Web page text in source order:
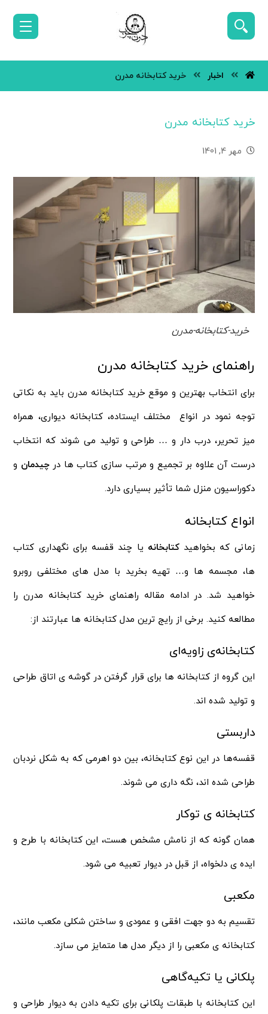
اخبار خرید کتابخانه مدرن
خرید کتابخانه مدرن
مهر 4, 1401
خرید-کتابخانه-مدرن
راهنمای خرید کتابخانه مدرن
برای انتخاب بهترین و موقع خرید کتابخانه مدرن باید به نکاتی
توجه نمود در انواع مختلف ایستاده، کتابخانه دیواری، همراه
میز تحریر، درب دار و … طراحی و تولید می شوند که انتخاب
درست آن علاوه بر تجمیع و مرتب سازی کتاب ها درچیدمان و
دکوراسیون منزل شما تأثیر بسیاری دارد.
انواع کتابخانه
زمانی که بخواهیدکتابخانه یا چند قفسه برای نگهداری کتاب
ها، مجسمه ها و… تهیه بخرید با مدل های مختلفی روبرو
خواهید شد. در ادامه مقاله راهنمای خرید کتابخانه مدرن را
مطالعه کنید. برخی از رایج ترین مدل کتابخانه ها عبارتند از:
کتابخانه‌ی زاویه‌ای
این گروه از کتابخانه‌ ها برای قرار گرفتن در گوشه‌ ی اتاق طراحی
و تولید شده‌ اند.
داربستی
قفسه‌ها در این نوع کتابخانه، بین دو اهرمی که به شکل نردبان
طراحی شده‌ اند، نگه‌ داری می‌ شوند.
کتابخانه‌ ی توکار
همان‌ گونه که از نامش مشخص هست، این کتابخانه با طرح و
ایده‌ ی دلخواه، از قبل در دیوار تعبیه می‌ شود.
مکعبی
تقسیم به دو جهت افقی و عمودی و ساختن شکلی مکعب مانند،
کتابخانه‌ ی مکعبی را از دیگر مدل‌ ها متمایز می‌ سازد.
پلکانی یا تکیه‌گاهی
این کتابخانه با طبقات پلکانی برای تکیه‌ دادن به دیوار طراحی و